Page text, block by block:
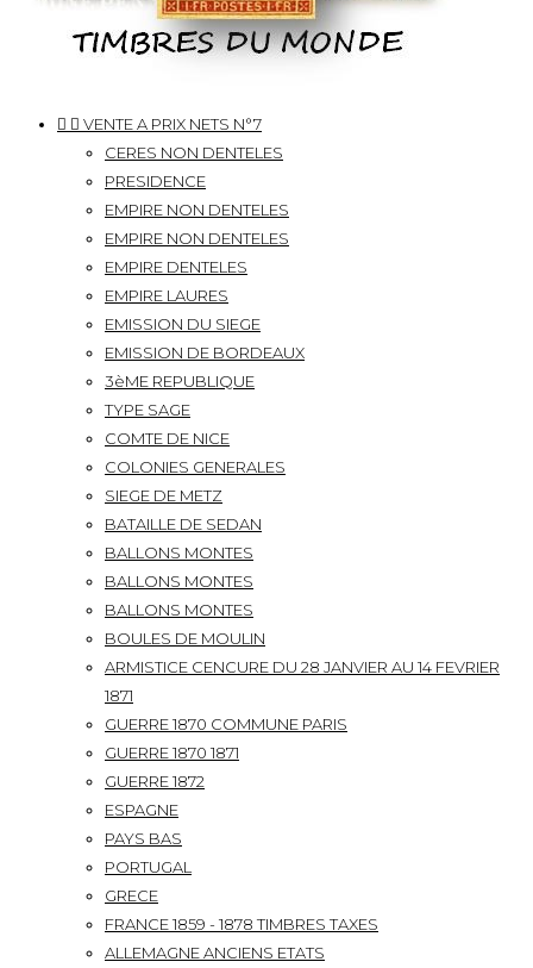
  VENTE A PRIX NETS N°7
CERES NON DENTELES
PRESIDENCE
EMPIRE NON DENTELES
EMPIRE NON DENTELES
EMPIRE DENTELES
EMPIRE LAURES
EMISSION DU SIEGE
EMISSION DE BORDEAUX
3èME REPUBLIQUE
TYPE SAGE
COMTE DE NICE
COLONIES GENERALES
SIEGE DE METZ
BATAILLE DE SEDAN
BALLONS MONTES
BALLONS MONTES
BALLONS MONTES
BOULES DE MOULIN
ARMISTICE CENCURE DU 28 JANVIER AU 14 FEVRIER
1871
GUERRE 1870 COMMUNE PARIS
GUERRE 1870 1871
GUERRE 1872
ESPAGNE
PAYS BAS
PORTUGAL
GRECE
FRANCE 1859 - 1878 TIMBRES TAXES
ALLEMAGNE ANCIENS ETATS